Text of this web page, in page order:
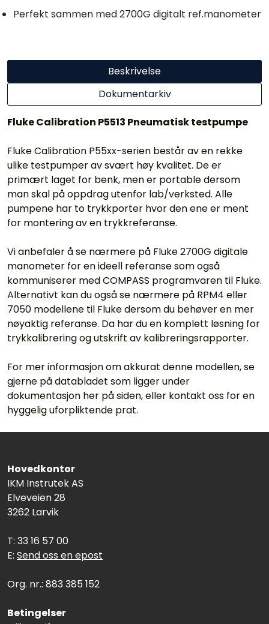
Perfekt sammen med 2700G digitalt ref.manometer
Beskrivelse
Dokumentarkiv
Fluke Calibration P5513 Pneumatisk testpumpe
Fluke Calibration P55xx-serien består av en rekke
ulike testpumper av svært høy kvalitet. De er
primært laget for benk, men er portable dersom
man skal på oppdrag utenfor lab/verksted. Alle
pumpene har to trykkporter hvor den ene er ment
for montering av en trykkreferanse.
Vi anbefaler å se nærmere på Fluke 2700G digitale
manometer for en ideell referanse som også
kommuniserer med COMPASS programvaren til Fluke.
Alternativt kan du også se nærmere på RPM4 eller
7050 modellene til Fluke dersom du behøver en mer
nøyaktig referanse. Da har du en komplett løsning for
trykkalibrering og utskrift av kalibreringsrapporter.
For mer informasjon om akkurat denne modellen, se
gjerne på databladet som ligger under
dokumentasjon her på siden, eller kontakt oss for en
hyggelig uforpliktende prat.
Hovedkontor
IKM Instrutek AS
Elveveien 28
3262 Larvik
T: 33 16 57 00
E: Send oss en epost
Org. nr.: 883 385 152
Betingelser